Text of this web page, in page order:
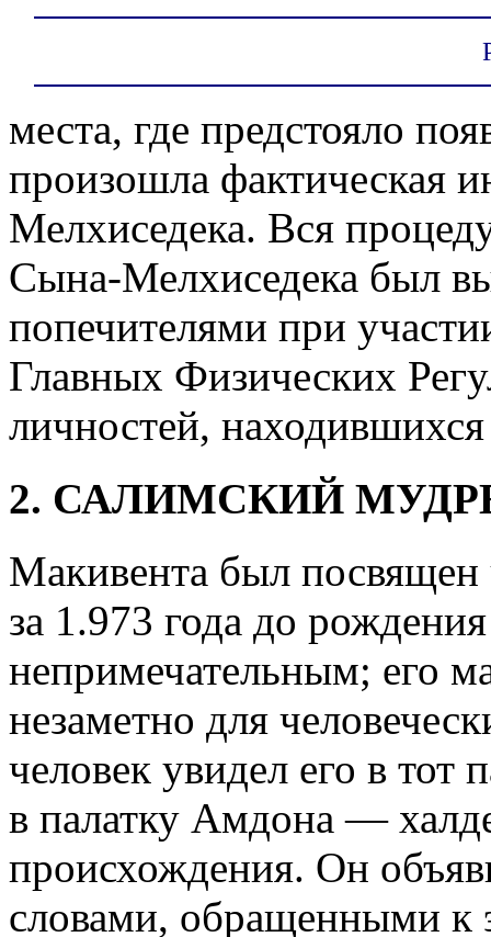
места, где предстояло
произошла фактическая
Мелхиседека. Вся
Сына-Мелхиседека был
попечителями при
Главных Физических
личностей,
2. САЛИМСКИЙ
Макивента был посвящен
за 1.973 года до
непримечательным; его
незаметно для
человек увидел его в
в палатку Амдона —
происхождения. Он
словами, обращенными